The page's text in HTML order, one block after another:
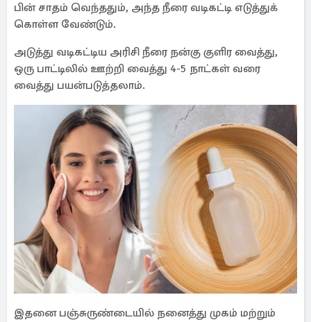
பின் சாதம் வெந்ததும், அந்த நீரை வடிகட்டி எடுத்துக்
கொள்ள வேண்டும்.
அடுத்து வடிகட்டிய அரிசி நீரை நன்கு குளிர வைத்து,
ஒரு பாட்டிலில் ஊற்றி வைத்து 4-5 நாட்கள் வரை
வைத்து பயன்படுத்தலாம்.
இதனை பஞ்சுருண்டையில் நனைத்து முகம் மற்றும்